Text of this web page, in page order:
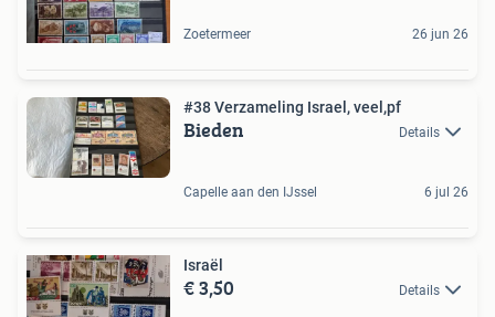
Zoetermeer 26 jun 26
#38 Verzameling Israel, veel,pf
Bieden Details
Capelle aan den IJssel 6 jul 26
Israël
€ 3,50 Details